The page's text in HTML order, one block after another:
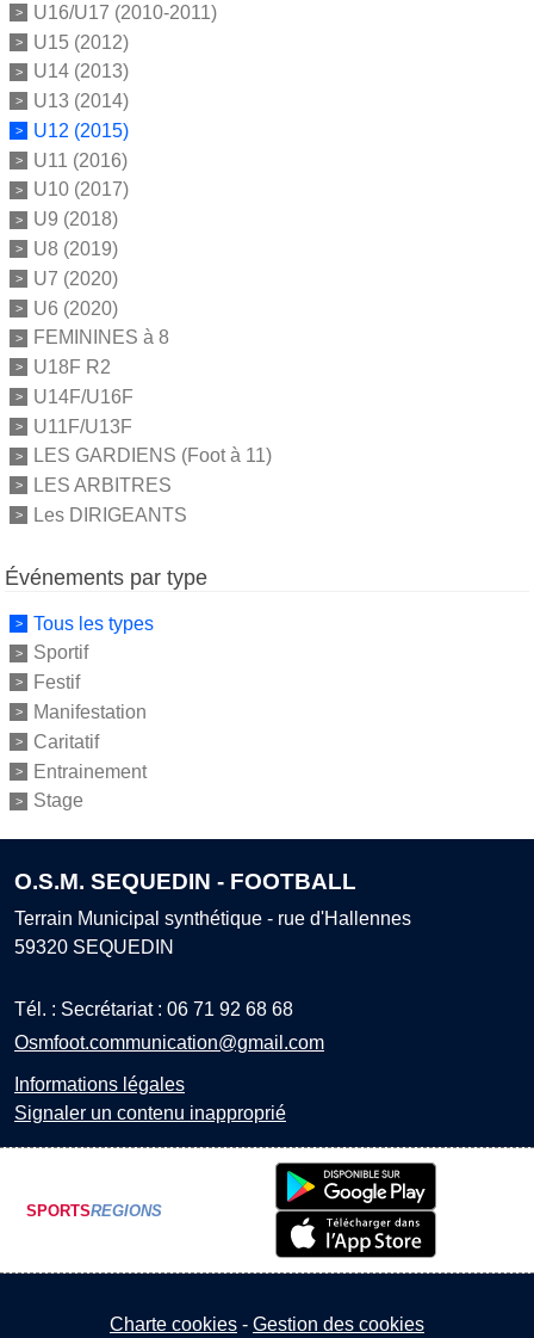
U16/U17 (2010-2011)
U15 (2012)
U14 (2013)
U13 (2014)
U12 (2015)
U11 (2016)
U10 (2017)
U9 (2018)
U8 (2019)
U7 (2020)
U6 (2020)
FEMININES à 8
U18F R2
U14F/U16F
U11F/U13F
LES GARDIENS (Foot à 11)
LES ARBITRES
Les DIRIGEANTS
Événements par type
Tous les types
Sportif
Festif
Manifestation
Caritatif
Entrainement
Stage
O.S.M. SEQUEDIN - FOOTBALL
Terrain Municipal synthétique - rue d'Hallennes
59320 SEQUEDIN
Tél. : Secrétariat : 06 71 92 68 68
Osmfoot.communication@gmail.com
Informations légales
Signaler un contenu inapproprié
SPORTSREGIONS
Charte cookies Gestion des cookies